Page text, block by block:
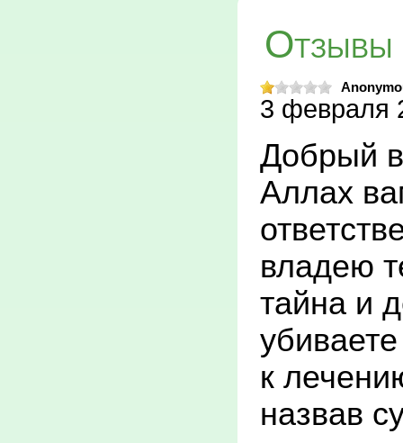
ИРКБ
функции
помощи,
По
Отзывы
3 февраля
Добрый
Аллах
владею
тайна и
к
назвав